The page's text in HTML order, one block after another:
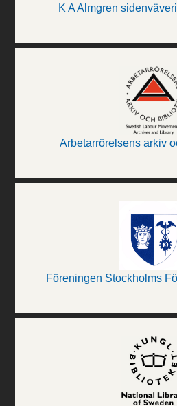
K A Almgren
Arbetarrörelsens arkiv
Föreningen Stockholms